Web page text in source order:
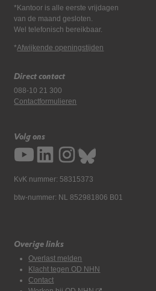
*Kantoor is alle eerste vrijdagen
van de maand gesloten.
Wel telefonisch bereikbaar.
*Afwijkende openingstijden
Direct contact
088-10 21 300
Contactformulieren
Volg ons
KvK nummer: 58315373
btw-nummer: NL 852981806 B01
Overige links
Overlast melden
Klacht tegen OD NHN
Contact